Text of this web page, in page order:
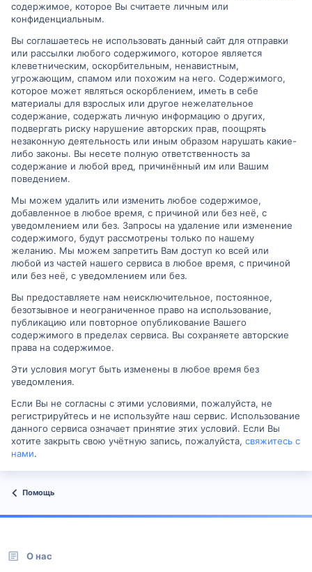
содержимое, которое Вы считаете личным или
конфиденциальным.
Вы соглашаетесь не использовать данный сайт для отправки
или рассылки любого содержимого, которое является
клеветническим, оскорбительным, ненавистным,
угрожающим, спамом или похожим на него. Содержимого,
которое может являться оскорблением, иметь в себе
материалы для взрослых или другое нежелательное
содержание, содержать личную информацию о других,
подвергать риску нарушение авторских прав, поощрять
незаконную деятельность или иным образом нарушать какие-
либо законы. Вы несете полную ответственность за
содержание и любой вред, причинённый им или Вашим
поведением.
Мы можем удалить или изменить любое содержимое,
добавленное в любое время, с причиной или без неё, с
уведомлением или без. Запросы на удаление или изменение
содержимого, будут рассмотрены только по нашему
желанию. Мы можем запретить Вам доступ ко всей или
любой из частей нашего сервиса в любое время, с причиной
или без неё, с уведомлением или без.
Вы предоставляете нам неисключительное, постоянное,
безотзывное и неограниченное право на использование,
публикацию или повторное опубликование Вашего
содержимого в пределах сервиса. Вы сохраняете авторские
права на содержимое.
Эти условия могут быть изменены в любое время без
уведомления.
Если Вы не согласны с этими условиями, пожалуйста, не
регистрируйтесь и не используйте наш сервис. Использование
данного сервиса означает принятие этих условий. Если Вы
хотите закрыть свою учётную запись, пожалуйста, свяжитесь с
нами.
Помощь
О нас